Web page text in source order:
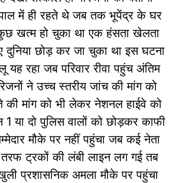
में ही रहते थे जब तक भूपेंद्र के घर
खत्म हो चुका था एक हंसता खेलता
दुनिया छोड़ कर जा चुका था इस घटना
रहा जब परिवार रीवा पहुंच अंतिम
ने उच्च स्तरीय जांच की मांग को
मांग को भी लेकर नेशनल हाईवे को
या दो पुलिस वालों को छोड़कर काफी
मौके पर नहीं पहुंचा जब कई नेता
तरफ ट्रकों की लंबी लाइन लग गई तब
प्रशासनिक अमला मौके पर पहुंचा